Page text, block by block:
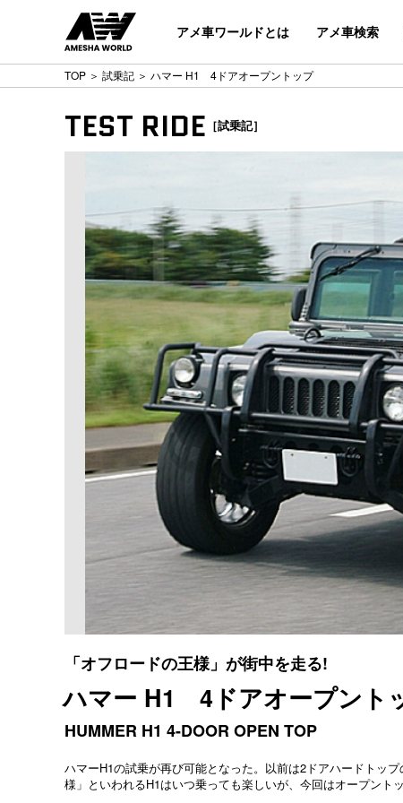
アメ車ワールドとは アメ車検索
TOP ＞ 試乗記 ＞ ハマー H1 4ドアオープントップ
TEST RIDE ［試乗記］
「オフロードの王様」が街中を走る!
ハマー H1 4ドアオープント
HUMMER H1 4-DOOR OPEN TOP
ハマーH1の試乗が再び可能となった。以前は2ドアハードトッ
様」といわれるH1はいつ乗っても楽しいが、今回はオープント